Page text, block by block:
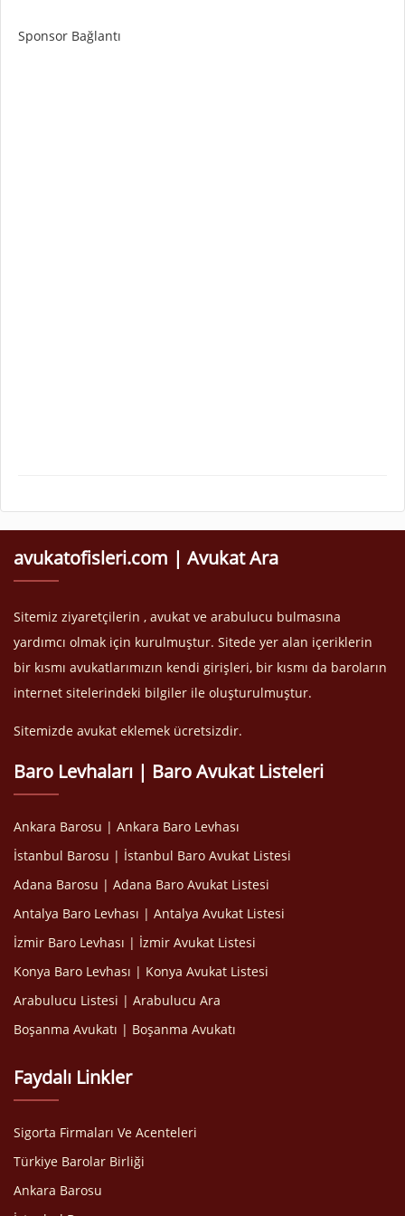
Sponsor Bağlantı
avukatofisleri.com | Avukat Ara
Sitemiz ziyaretçilerin , avukat ve arabulucu bulmasına
yardımcı olmak için kurulmuştur. Sitede yer alan içeriklerin
bir kısmı avukatlarımızın kendi girişleri, bir kısmı da baroların
internet sitelerindeki bilgiler ile oluşturulmuştur.
Sitemizde avukat eklemek ücretsizdir.
Baro Levhaları | Baro Avukat Listeleri
Ankara Barosu | Ankara Baro Levhası
İstanbul Barosu | İstanbul Baro Avukat Listesi
Adana Barosu | Adana Baro Avukat Listesi
Antalya Baro Levhası | Antalya Avukat Listesi
İzmir Baro Levhası | İzmir Avukat Listesi
Konya Baro Levhası | Konya Avukat Listesi
Arabulucu Listesi | Arabulucu Ara
Boşanma Avukatı | Boşanma Avukatı
Faydalı Linkler
Sigorta Firmaları Ve Acenteleri
Türkiye Barolar Birliği
Ankara Barosu